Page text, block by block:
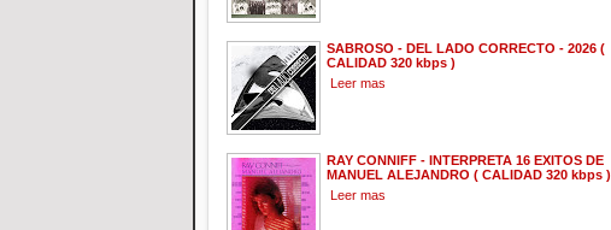
SABROSO - DEL LADO CORRECTO - 2026 (
CALIDAD 320 kbps )
Leer mas
RAY CONNIFF - INTERPRETA 16 EXITOS DE
MANUEL ALEJANDRO ( CALIDAD 320 kbps )
Leer mas